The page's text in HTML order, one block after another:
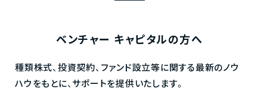
ベンチャー キャピタルの方へ
種類株式、投資契約、ファンド設立等に関する最新のノウ
ハウをもとに、サポートを提供いたします。